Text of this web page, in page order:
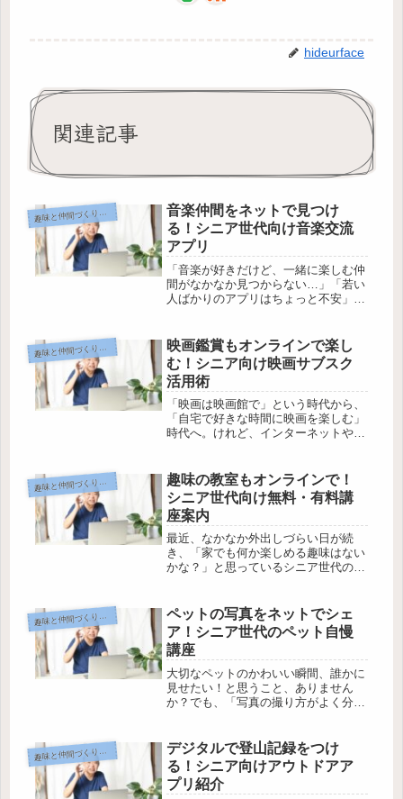
hideurface
関連記事
趣 味と仲間づくりのデジタル活用
音楽仲間をネットで見つけ
る！シニア世代向け音楽交流
アプリ
「音楽が好きだけど、一緒に楽しむ仲
間がなかなか見つからない…」「若い
人ばかりのアプリはちょっと不安」そ
が、今やシニア世代が自分らしく音楽
仲間を見つけるチャンスが広がってい
ま...
趣 味と仲間づくりのデジタル活用
映画鑑賞もオンラインで楽し
む！シニア向け映画サブスク
活用術
「映画は映画館で」という時代から、
「自宅で好きな時間に映画を楽しむ」
時代へ。けれど、インターネットやパ
てしまいませんか？でも、ご安心くだ
さい。今やシニア世代でもかんたんに
使...
趣 味と仲間づくりのデジタル活用
趣味の教室もオンラインで！
シニア世代向け無料・有料講
座案内
最近、なかなか外出しづらい日が続
き、「家でも何か楽しめる趣味はない
かな？」と思っているシニア世代の方
スマホが苦手だし…」と不安になって
しまう人も少なくありません。そんな
心配...
趣 味と仲間づくりのデジタル活用
ペットの写真をネットでシェ
ア！シニア世代のペット自慢
講座
大切なペットのかわいい瞬間、誰かに
見せたい！と思うこと、ありません
か？でも、「写真の撮り方がよく分か
代の方も多いはずです。そんな不安を
解消し、ペット自慢をネットで安心し
て楽...
趣 味と仲間づくりのデジタル活用
デジタルで登山記録をつけ
る！シニア向けアウトドアア
プリ紹介